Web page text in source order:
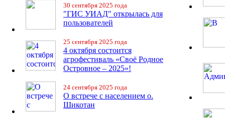
30 сентября 2025 года
"ГИС УИАД" открылась для
пользователей
25 сентября 2025 года
4 октября состоится
агрофестиваль «Своё Родное
Островное – 2025»!
24 сентября 2025 года
О встрече с населением о.
Шикотан